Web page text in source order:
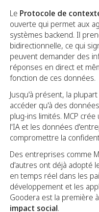
Le Protocole de
ouverte qui permet aux
systèmes backend. Il
bidirectionnelle, ce qui
peuvent demander des
réponses en direct et
fonction de ces données.
Jusqu'à présent, la
accéder qu'à des
plug-ins limités. MCP
l'IA et les données
compromettre la
Des entreprises comme
d'autres ont déjà adopté
en temps réel dans les
développement et les
Goodera est la première
impact social.